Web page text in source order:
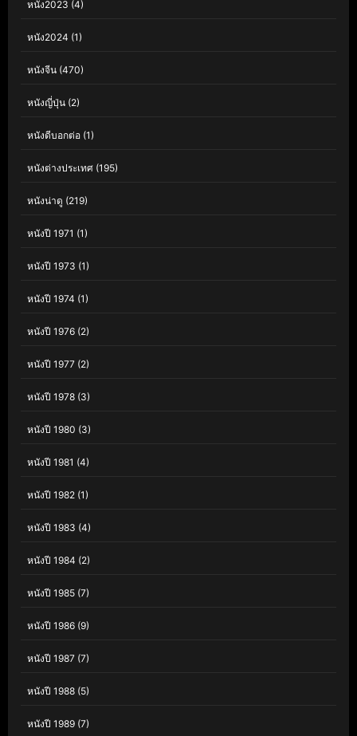
หนัง2023 (4)
หนัง2024 (1)
หนังจีน (470)
หนังญี่ปุ่น (2)
หนังดีบอกต่อ (1)
หนังต่างประเทศ (195)
หนังน่าดู (219)
หนังปี 1971 (1)
หนังปี 1973 (1)
หนังปี 1974 (1)
หนังปี 1976 (2)
หนังปี 1977 (2)
หนังปี 1978 (3)
หนังปี 1980 (3)
หนังปี 1981 (4)
หนังปี 1982 (1)
หนังปี 1983 (4)
หนังปี 1984 (2)
หนังปี 1985 (7)
หนังปี 1986 (9)
หนังปี 1987 (7)
หนังปี 1988 (5)
หนังปี 1989 (7)